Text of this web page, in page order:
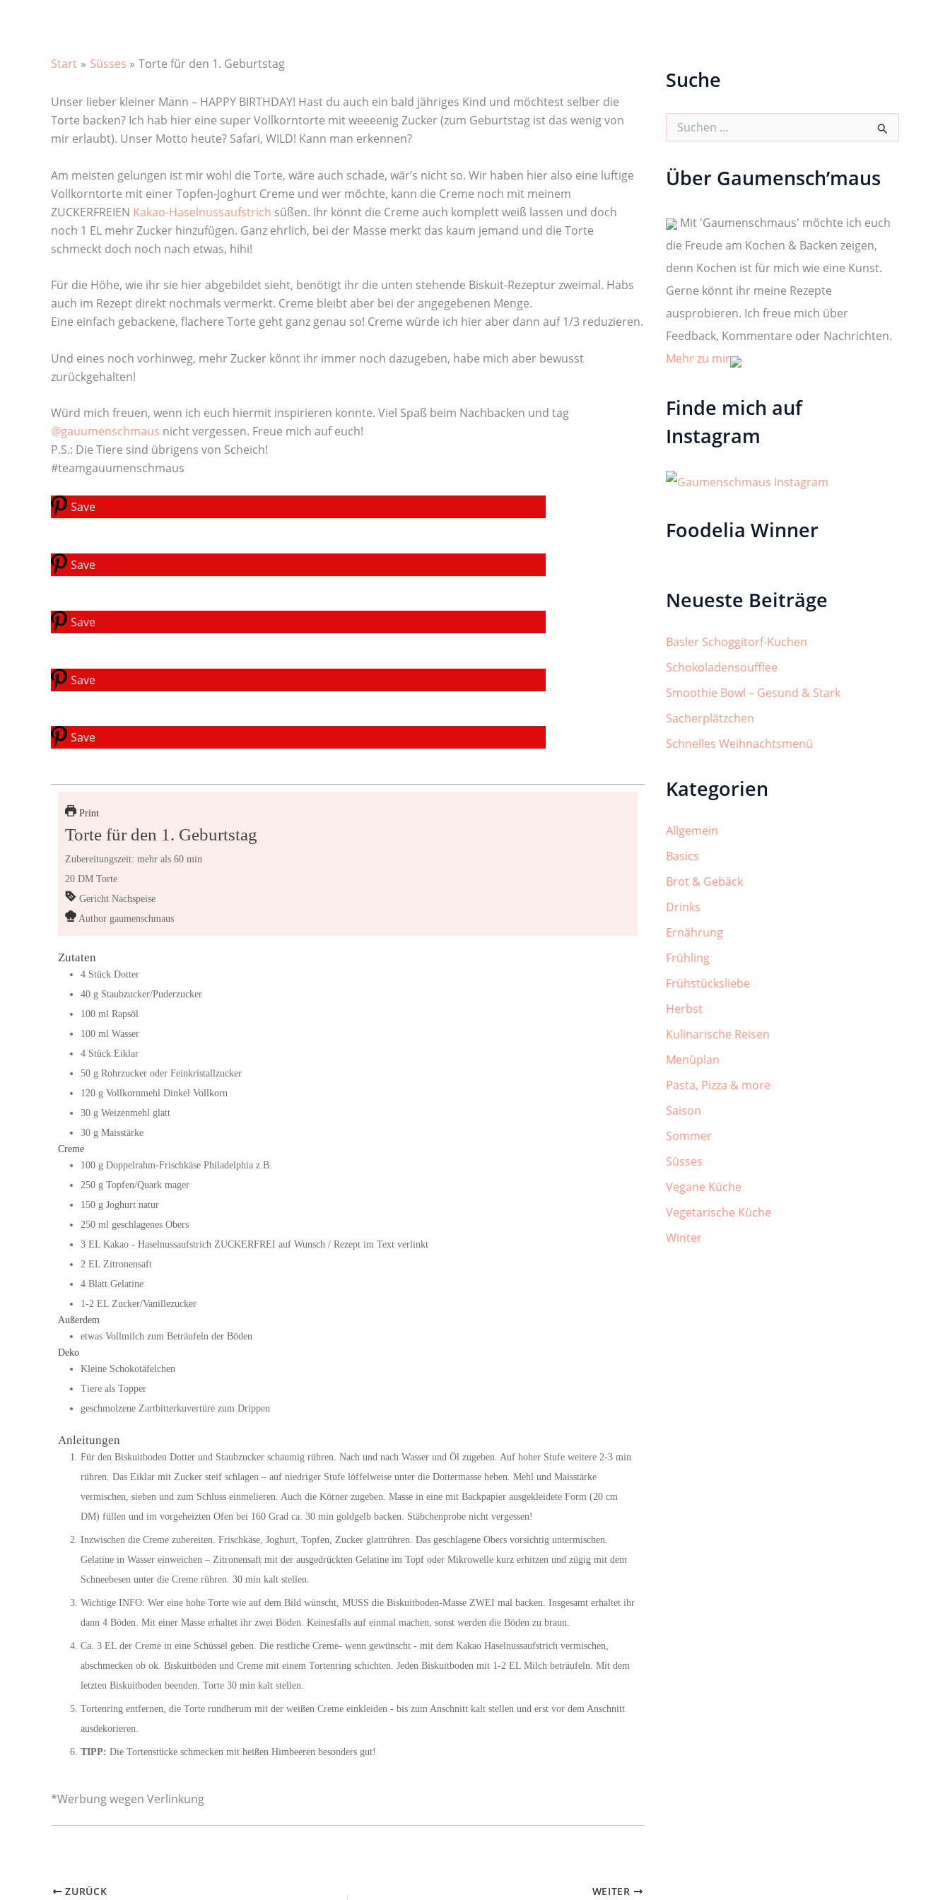
Start Süsses Torte für den 1. Geburtstag
Unser lieber kleiner Mann – HAPPY BIRTHDAY! Hast du auch ein bald jähriges Kind und möchtest selber die
Torte backen? Ich hab hier eine super Vollkorntorte mit weeeenig Zucker (zum Geburtstag ist das wenig von
mir erlaubt). Unser Motto heute? Safari, WILD! Kann man erkennen?
Am meisten gelungen ist mir wohl die Torte, wäre auch schade, wär’s nicht so. Wir haben hier also eine luftige
Vollkorntorte mit einer Topfen-Joghurt Creme und wer möchte, kann die Creme noch mit meinem
ZUCKERFREIEN Kakao-Haselnussaufstrich süßen. Ihr könnt die Creme auch komplett weiß lassen und doch
noch 1 EL mehr Zucker hinzufügen. Ganz ehrlich, bei der Masse merkt das kaum jemand und die Torte
schmeckt doch noch nach etwas, hihi!
Für die Höhe, wie ihr sie hier abgebildet sieht, benötigt ihr die unten stehende Biskuit-Rezeptur zweimal. Habs
auch im Rezept direkt nochmals vermerkt. Creme bleibt aber bei der angegebenen Menge.
Eine einfach gebackene, flachere Torte geht ganz genau so! Creme würde ich hier aber dann auf 1/3 reduzieren.
Und eines noch vorhinweg, mehr Zucker könnt ihr immer noch dazugeben, habe mich aber bewusst
zurückgehalten!
Würd mich freuen, wenn ich euch hiermit inspirieren konnte. Viel Spaß beim Nachbacken und tag
@gauumenschmaus nicht vergessen. Freue mich auf euch!
P.S.: Die Tiere sind übrigens von Scheich!
#teamgauumenschmaus
Save
Save
Save
Save
Save
Print
Torte für den 1. Geburtstag
Zubereitungszeit: mehr als 60 min
20 DM Torte
Gericht Nachspeise
Author gaumenschmaus
Zutaten
4 Stück Dotter
40 g Staubzucker/Puderzucker
100 ml Rapsöl
100 ml Wasser
4 Stück Eiklar
50 g Rohrzucker oder Feinkristallzucker
120 g Vollkornmehl Dinkel Vollkorn
30 g Weizenmehl glatt
30 g Maisstärke
Creme
100 g Doppelrahm-Frischkäse Philadelphia z.B.
250 g Topfen/Quark mager
150 g Joghurt natur
250 ml geschlagenes Obers
3 EL Kakao - Haselnussaufstrich ZUCKERFREI auf Wunsch / Rezept im Text verlinkt
2 EL Zitronensaft
4 Blatt Gelatine
1-2 EL Zucker/Vanillezucker
Außerdem
etwas Vollmilch zum Beträufeln der Böden
Deko
Kleine Schokotäfelchen
Tiere als Topper
geschmolzene Zartbitterkuvertüre zum Drippen
Anleitungen
Für den Biskuitboden Dotter und Staubzucker schaumig rühren. Nach und nach Wasser und Öl zugeben. Auf hoher Stufe weitere 2-3 min
rühren. Das Eiklar mit Zucker steif schlagen – auf niedriger Stufe löffelweise unter die Dottermasse heben. Mehl und Maisstärke
vermischen, sieben und zum Schluss einmelieren. Auch die Körner zugeben. Masse in eine mit Backpapier ausgekleidete Form (20 cm
DM) füllen und im vorgeheizten Ofen bei 160 Grad ca. 30 min goldgelb backen. Stäbchenprobe nicht vergessen!
Inzwischen die Creme zubereiten. Frischkäse, Joghurt, Topfen, Zucker glattrühren. Das geschlagene Obers vorsichtig untermischen.
Gelatine in Wasser einweichen – Zitronensaft mit der ausgedrückten Gelatine im Topf oder Mikrowelle kurz erhitzen und zügig mit dem
Schneebesen unter die Creme rühren. 30 min kalt stellen.
Wichtige INFO: Wer eine hohe Torte wie auf dem Bild wünscht, MUSS die Biskuitboden-Masse ZWEI mal backen. Insgesamt erhaltet ihr
dann 4 Böden. Mit einer Masse erhaltet ihr zwei Böden. Keinesfalls auf einmal machen, sonst werden die Böden zu braun.
Ca. 3 EL der Creme in eine Schüssel geben. Die restliche Creme- wenn gewünscht - mit dem Kakao Haselnussaufstrich vermischen,
abschmecken ob ok. Biskuitböden und Creme mit einem Tortenring schichten. Jeden Biskuitboden mit 1-2 EL Milch beträufeln. Mit dem
letzten Biskuitboden beenden. Torte 30 min kalt stellen.
Tortenring entfernen, die Torte rundherum mit der weißen Creme einkleiden - bis zum Anschnitt kalt stellen und erst vor dem Anschnitt
ausdekorieren.
TIPP: Die Tortenstücke schmecken mit heißen Himbeeren besonders gut!
*Werbung wegen Verlinkung
ZURÜCK WEITER
Suche
e
a
c
h
Über Gaumensch’maus
Mit 'Gaumenschmaus' möchte ich euch
die Freude am Kochen & Backen zeigen,
denn Kochen ist für mich wie eine Kunst.
Gerne könnt ihr meine Rezepte
ausprobieren. Ich freue mich über
Feedback, Kommentare oder Nachrichten.
Mehr zu mir
Finde mich auf
Instagram
Foodelia Winner
Neueste Beiträge
Basler Schoggitorf-Kuchen
Schokoladensoufflee
Smoothie Bowl – Gesund & Stark
Sacherplätzchen
Schnelles Weihnachtsmenü
Kategorien
Allgemein
Basics
Brot & Gebäck
Drinks
Ernährung
Frühling
Frühstücksliebe
Herbst
Kulinarische Reisen
Menüplan
Pasta, Pizza & more
Saison
Sommer
Süsses
Vegane Küche
Vegetarische Küche
Winter